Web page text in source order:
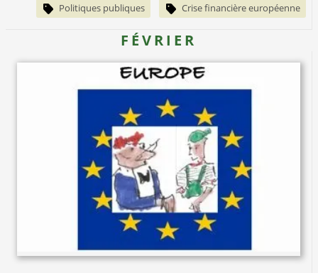
Politiques publiques Crise financière européenne
FÉVRIER